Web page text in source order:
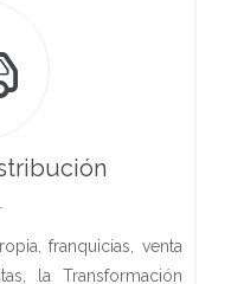
franquicias, venta
la Transformación